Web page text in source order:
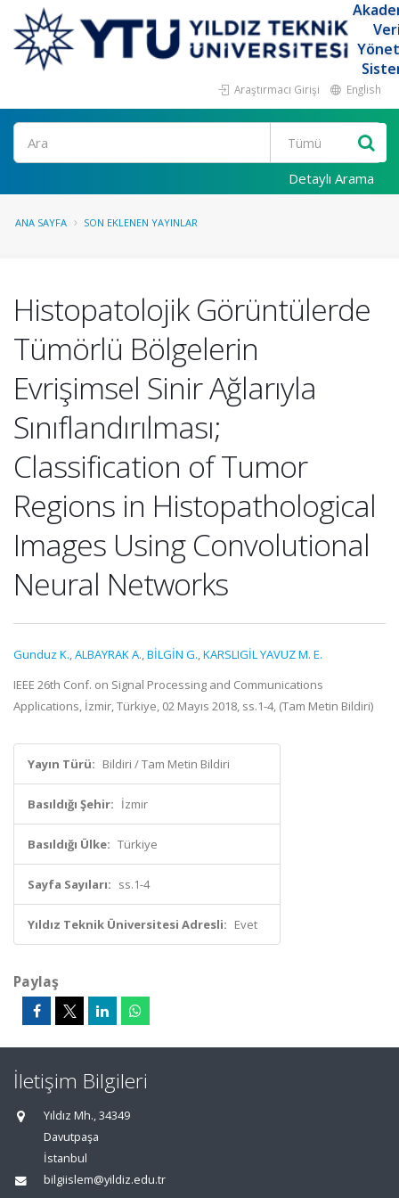
Araştırmacı Girişi English
Ara
Detaylı Arama
ANA SAYFA SON EKLENEN YAYINLAR
Histopatolojik Görüntülerde
Tümörlü Bölgelerin
Evrişimsel Sinir Ağlarıyla
Sınıflandırılması;
Classification of Tumor
Regions in Histopathological
Images Using Convolutional
Neural Networks
Gunduz K.,ALBAYRAK A.,BİLGİN G.,KARSLIGİL YAVUZ M. E.
IEEE 26th Conf. on Signal Processing and Communications
Applications, İzmir, Türkiye, 02 Mayıs 2018, ss.1-4, (Tam Metin Bildiri)
Yayın Türü: Bildiri / Tam Metin Bildiri
Basıldığı Şehir: İzmir
Basıldığı Ülke: Türkiye
Sayfa Sayıları: ss.1-4
Yıldız Teknik Üniversitesi Adresli: Evet
Paylaş
İletişim Bilgileri
Yıldız Mh., 34349
Davutpaşa
İstanbul
bilgiislem@yildiz.edu.tr